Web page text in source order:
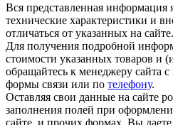
Вся представленная информация
технические характеристики и
отличаться от указанных на сайте.
Для получения подробной
стоимости указанных товаров и
обращайтесь к менеджеру сайта
формы связи или по телефону.
Оставляя свои данные на сайте
заполнения полей при
сайте, и прочих формах, Вы даете